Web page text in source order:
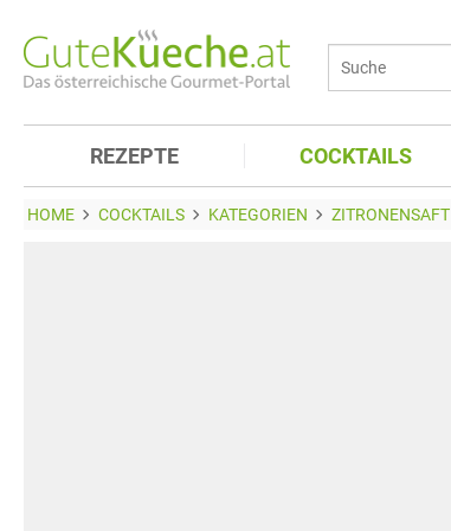
REZEPTE COCKTAILS
HOME COCKTAILS KATEGORIEN ZITRONENSAFT